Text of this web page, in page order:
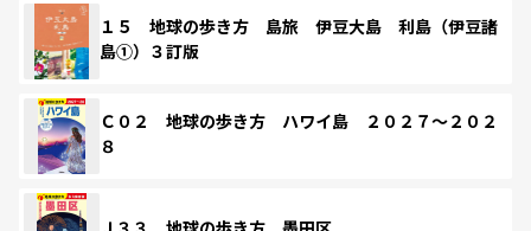
１５ 地球の歩き方 島旅 伊豆大島 利島（伊豆諸
島①）３訂版
Ｃ０２ 地球の歩き方 ハワイ島 ２０２７～２０２
８